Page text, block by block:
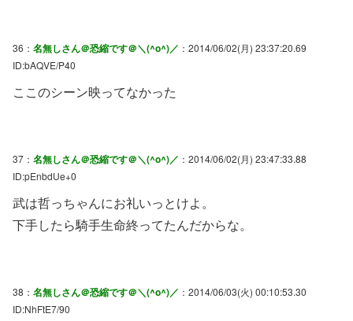
36： 名無しさん＠恐縮です＠＼(^o^)／ ：2014/06/02(月) 23:37:20.69
ID:bAQVE/P40
ここのシーン映ってなかった
37： 名無しさん＠恐縮です＠＼(^o^)／ ：2014/06/02(月) 23:47:33.88
ID:pEnbdUe+0
武は哲っちゃんにお礼いっとけよ。
下手したら騎手生命終ってたんだからな。
38： 名無しさん＠恐縮です＠＼(^o^)／ ：2014/06/03(火) 00:10:53.30
ID:NhFtE7/90